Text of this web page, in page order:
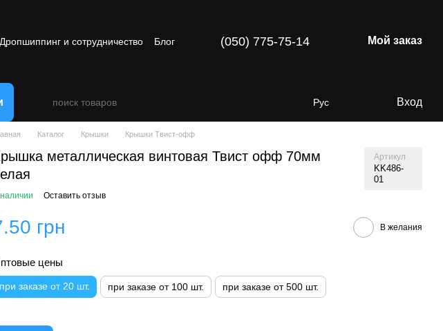
Дропшиппинг и сотрудничество
Блог
(050) 775-75-14 Мой заказ
Рус Вход
Каталог Крышки Крышки Твист-офф
металлическая винтовая Твист офф 70мм
Артикул
KK486-
01
Оставить отзыв
грн В желания
цены
при заказе от 20 шт. при заказе от 100 шт. при заказе от 500 шт.